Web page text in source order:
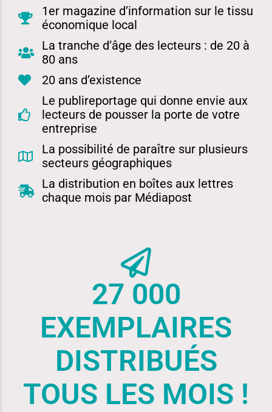
1er magazine d’information sur le tissu
économique local
La tranche d’âge des lecteurs : de 20 à
80 ans
20 ans d’existence
Le publireportage qui donne envie aux
lecteurs de pousser la porte de votre
entreprise
La possibilité de paraître sur plusieurs
secteurs géographiques
La distribution en boîtes aux lettres
chaque mois par Médiapost
27 000
EXEMPLAIRES
DISTRIBUÉS
TOUS LES MOIS !